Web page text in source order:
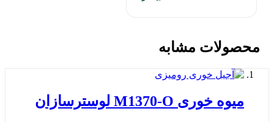
محصولات مشابه
میوه خوری M1370-O لوسترسازان